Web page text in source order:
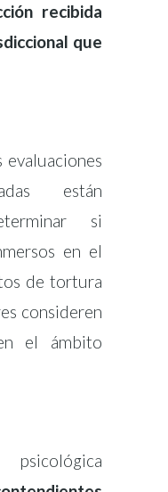
recibida
que
evaluaciones
están
si
en el
de tortura
consideren
el ámbito